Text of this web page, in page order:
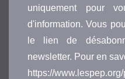
uniquement pour
d'information. Vous
le lien de
newsletter. Pour en
https://